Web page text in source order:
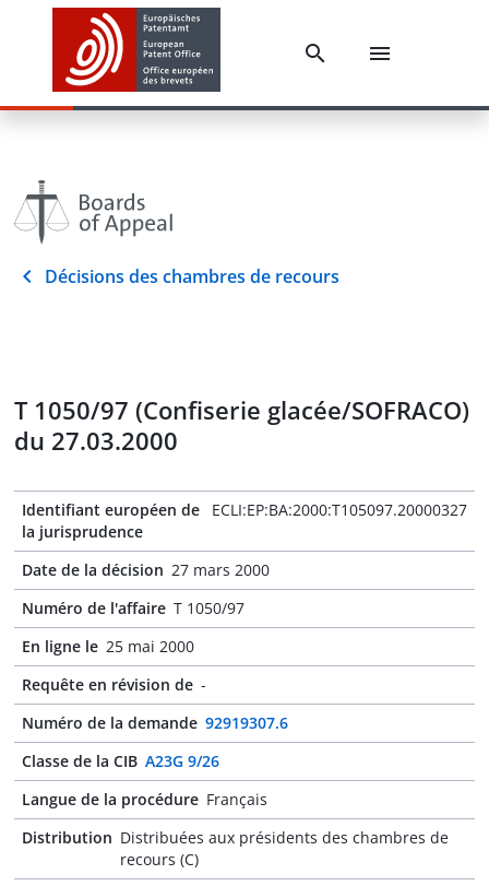
Décisions des chambres de recours
T 1050/97 (Confiserie glacée/SOFRACO)
du 27.03.2000
Identifiant européen de
la jurisprudence
ECLI:EP:BA:2000:T105097.20000327
Date de la décision 27 mars 2000
Numéro de l'affaire T 1050/97
En ligne le 25 mai 2000
Requête en révision de -
Numéro de la demande 92919307.6
Classe de la CIB A23G 9/26
Langue de la procédure Français
Distribution Distribuées aux présidents des chambres de
recours (C)